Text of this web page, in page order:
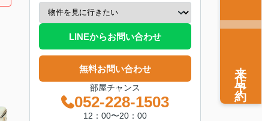
LINEからお問い合わせ
無料お問い合わせ
部屋チャンス
052-228-1503
12：00〜20：00
来店予約